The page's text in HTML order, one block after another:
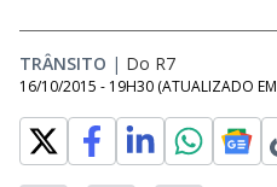
TRÂNSITO | Do R7
16/10/2015 - 19H30 (ATUALIZADO EM